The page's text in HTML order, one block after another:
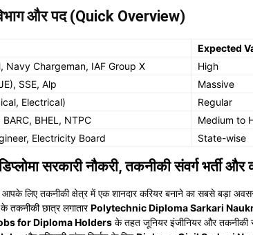
और पद (Quick Overview)
Expected
Navy Chargeman, IAF Group X High
SSE, Alp Massive
Electrical) Regular
BARC, BHEL, NTPC Medium to
Electricity Board State-wise
सरकारी नौकरी, तकनीकी संवर्ग भर्ती और
लिए तकनीकी क्षेत्र में एक शानदार करियर बनाने का सबसे बड़ा
तकनीकी छात्र लगातारPolytechnic Diploma Sarkari
for Diploma Holders के तहत जूनियर इंजीनियर और तकनीकी